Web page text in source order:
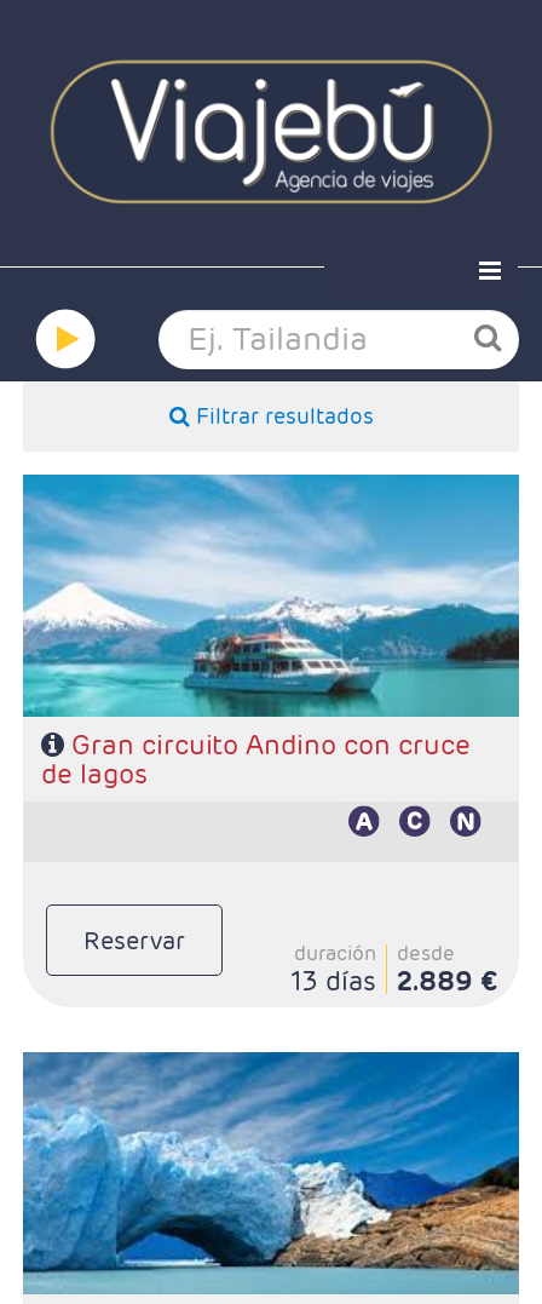
Home
Ofertas
Viaja a medida
Grandes viajes
Nosotros
Contacto
Filtrar resultados
Características
- Salidas: Diarias
- Ruta:Alojamiento de 3 noches Santiago, 1noche
Puerto Varas, 3 noches Bariloche y 3 noches Buenos
Aires
- Categoría hotelera: De libre elección
- Régimen: Según programa
Gran circuito Andino con cruce
de lagos
Reservar duración
13 días
desde
2.889 €
- Salidas: Diarias, excepto Mayo-Septiembre - según
calendaio
- Ruta: 2 noches Buenos Aires, 3 noches El Calafate, 3
noches Puerto Natales y 2 noches Santiago
- Categoría hotelera: A elección del cliente
- Régimen: Alojamiento y desayuno.